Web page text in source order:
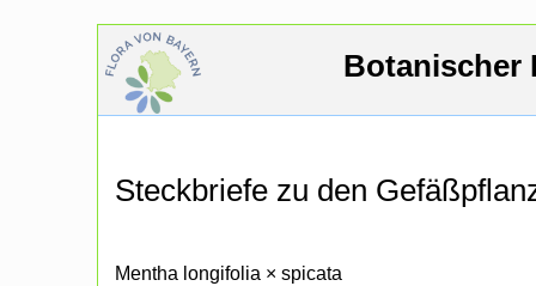
Botanischer
Steckbriefe zu den
Mentha longifolia × spicata